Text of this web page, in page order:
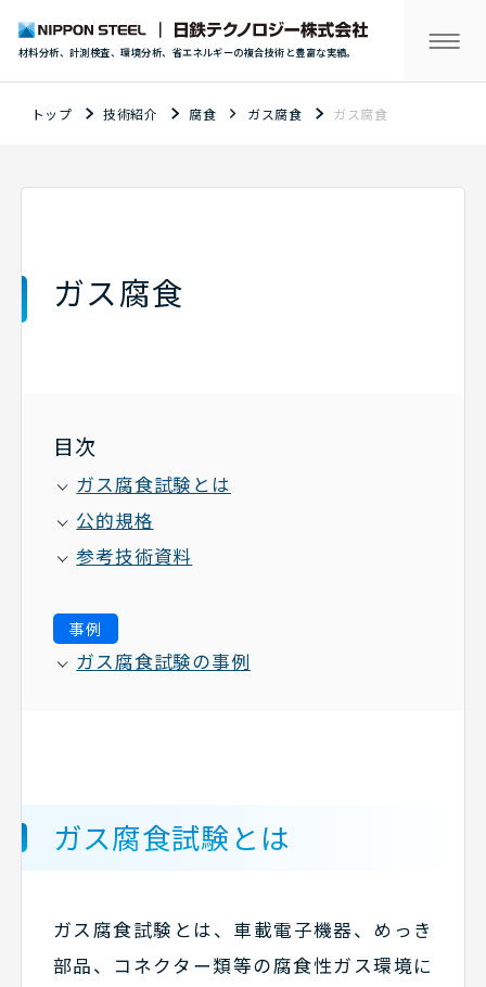
材料分析、計測検査、環境分析、省エネルギーの複合技術と豊富な実績。
トップ 技術紹介 腐食 ガス腐食 ガス腐食
ガス腐食
目次
ガス腐食試験とは
公的規格
参考技術資料
事例
ガス腐食試験の事例
ガス腐食試験とは
ガス腐食試験とは、車載電子機器、めっき
部品、コネクター類等の腐食性ガス環境に